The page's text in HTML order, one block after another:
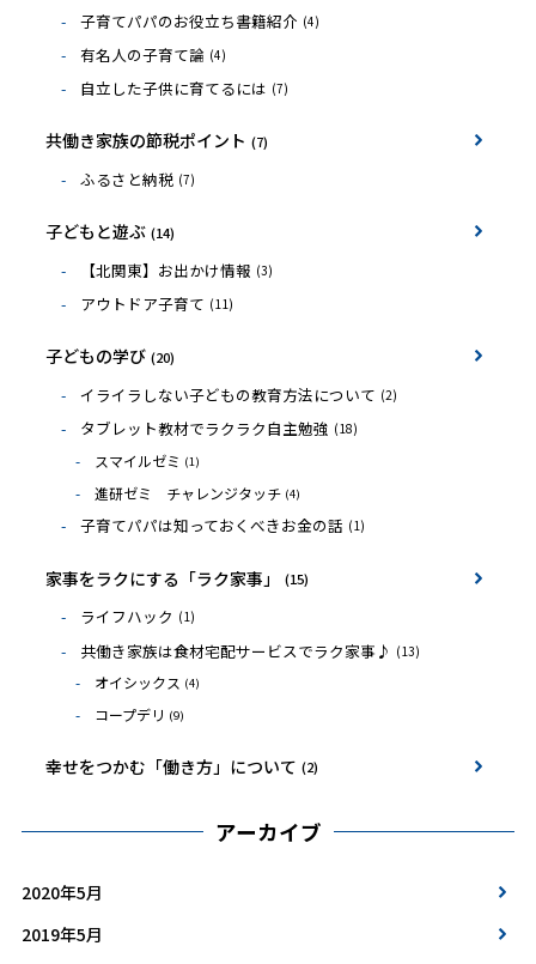
子育てパパのお役立ち書籍紹介 (4)
有名人の子育て論 (4)
自立した子供に育てるには (7)
共働き家族の節税ポイント (7)
ふるさと納税 (7)
子どもと遊ぶ (14)
【北関東】お出かけ情報 (3)
アウトドア子育て (11)
子どもの学び (20)
イライラしない子どもの教育方法について (2)
タブレット教材でラクラク自主勉強 (18)
スマイルゼミ (1)
進研ゼミ チャレンジタッチ (4)
子育てパパは知っておくべきお金の話 (1)
家事をラクにする「ラク家事」 (15)
ライフハック (1)
共働き家族は食材宅配サービスでラク家事♪ (13)
オイシックス (4)
コープデリ (9)
幸せをつかむ「働き方」について (2)
アーカイブ
2020年5月
2019年5月